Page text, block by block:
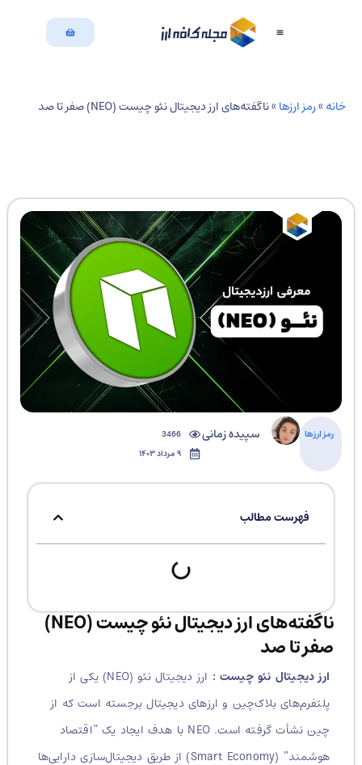
»رمز ارزها»ناگفته‌های ارز دیجیتال نئو چیست (NEO) صفر تا صد
رمز ارزها سپیده زمانی
3466
فهرست مطالب
ناگفته‌های ارز دیجیتال نئو چیست (NEO)
صفر تا صد
ارز دیجیتال نئو چیست :
ارز دیجیتال نئو (NEO) یکی از
پلتفرم‌های بلاک‌چین و ارزهای دیجیتال برجسته است که از
چین نشأت گرفته است. NEO با هدف ایجاد یک “اقتصاد
هوشمند” (Smart Economy) از طریق دیجیتال‌سازی دارایی‌ها